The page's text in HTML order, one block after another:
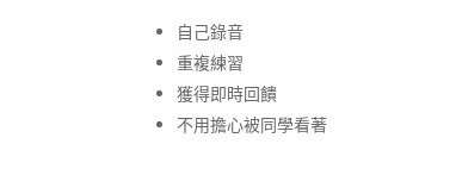
自己錄音
重複練習
獲得即時回饋
不用擔心被同學看著